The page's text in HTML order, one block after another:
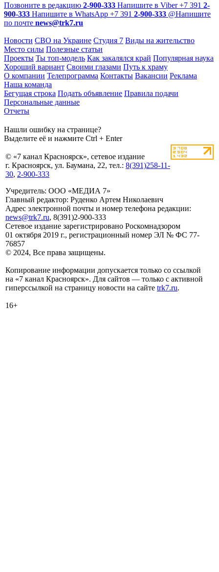
Позвоните в редакцию 2-900-333 Напишите в Viber +7 391 2-
900-333 Напишите в WhatsApp +7 391 2-900-333 @Напишите
по почте news@trk7.ru
Новости СВО на Украине Студия 7 Виды на жительство
Место силы Полезные статьи
Проекты Ты топ-модель Как закалялся край Популярная наука
Хороший вариант Своими глазами Путь к храму
О компании Телепрограмма Контакты Вакансии Реклама
Наша команда
Бегущая строка Подать объявление Правила подачи
Персональные данные
Отчеты
Нашли ошибку на странице?
Выделите её и нажмите Ctrl + Enter
© «7 канал Красноярск», сетевое издание
г. Красноярск, ул. Баумана, 22, тел.: 8(391)258-11-
30, 2-900-333
Учредитель: ООО «МЕДИА 7»
Главный редактор: Руденко Артем Николаевич
Адрес электронной почты и номер телефона редакции:
news@trk7.ru, 8(391)2-900-333
Сетевое издание зарегистрировано Роскомнадзором
01 октября 2019 г., регистрационный номер ЭЛ № ФС 77-
76857
© 2024, Все права защищены.
Копирование информации допускается только со ссылкой
на «7 канал Красноярск». Для сайтов — только с активной
гиперссылкой на страницу новости на сайте trk7.ru.
16+